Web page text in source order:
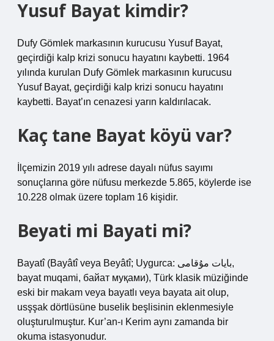
Yusuf Bayat kimdir?
Dufy Gömlek markasının kurucusu Yusuf Bayat,
geçirdiği kalp krizi sonucu hayatını kaybetti. 1964
yılında kurulan Dufy Gömlek markasının kurucusu
Yusuf Bayat, geçirdiği kalp krizi sonucu hayatını
kaybetti. Bayat’ın cenazesi yarın kaldırılacak.
Kaç tane Bayat köyü var?
İlçemizin 2019 yılı adrese dayalı nüfus sayımı
sonuçlarına göre nüfusu merkezde 5.865, köylerde ise
10.228 olmak üzere toplam 16 kişidir.
Beyati mi Bayati mi?
Bayatî (Bayâtî veya Beyâtî; Uygurca: بايات مۇقامى,
bayat muqami, байат муқами), Türk klasik müziğinde
eski bir makam veya bayatlı veya bayata ait olup,
usşşak dörtlüsüne buselik beşlisinin eklenmesiyle
oluşturulmuştur. Kur’an-ı Kerim aynı zamanda bir
okuma istasyonudur.